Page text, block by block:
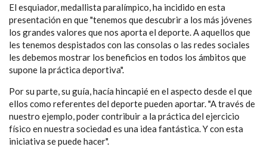
El esquiador, medallista paralímpico, ha incidido en esta
presentación en que "tenemos que descubrir a los más jóvenes
los grandes valores que nos aporta el deporte. A aquellos que
les tenemos despistados con las consolas o las redes sociales
les debemos mostrar los beneficios en todos los ámbitos que
supone la práctica deportiva".
Por su parte, su guía, hacía hincapié en el aspecto desde el que
ellos como referentes del deporte pueden aportar. "A través de
nuestro ejemplo, poder contribuir a la práctica del ejercicio
físico en nuestra sociedad es una idea fantástica. Y con esta
iniciativa se puede hacer".